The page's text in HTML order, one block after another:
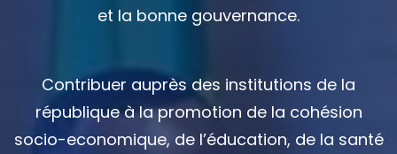
et la bonne gouvernance.
Contribuer auprès des institutions de la
république à la promotion de la cohésion
socio-economique, de l’éducation, de la santé